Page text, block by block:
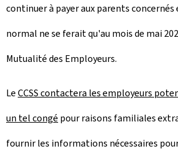
continuer à payer aux parents concernés
normal ne se ferait qu'au mois de mai
Mutualité des Employeurs.
LeCCSS contactera les employeurs
un tel congé pour raisons familiales
fournir les informations nécessaires